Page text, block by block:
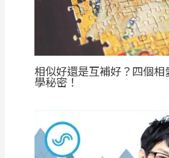
相似好還是互補好？四個相
學秘密！